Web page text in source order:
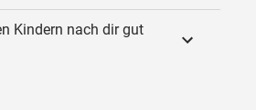
Kindern nach dir gut